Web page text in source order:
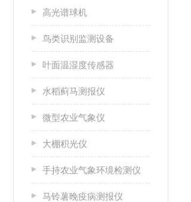
高光谱球机
鸟类识别监测设备
叶面温湿度传感器
水稻蓟马测报仪
微型农业气象仪
大棚积光仪
手持农业气象环境检测仪
马铃薯晚疫病测报仪